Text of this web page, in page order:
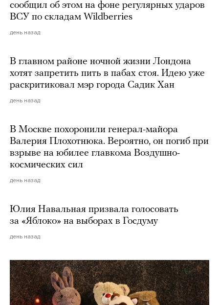
сообщил об этом на фоне регулярных ударов
ВСУ по складам Wildberries
день назад
В главном районе ночной жизни Лондона
хотят запретить пить в пабах стоя. Идею уже
раскритиковал мэр города Садик Хан
день назад
В Москве похоронили генерал-майора
Валерия Плохотнюка. Вероятно, он погиб при
взрыве на юбилее главкома Воздушно-
космических сил
день назад
Юлия Навальная призвала голосовать
за «Яблоко» на выборах в Госдуму
день назад